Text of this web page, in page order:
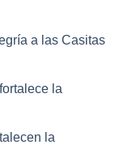
a las Casitas
la
la